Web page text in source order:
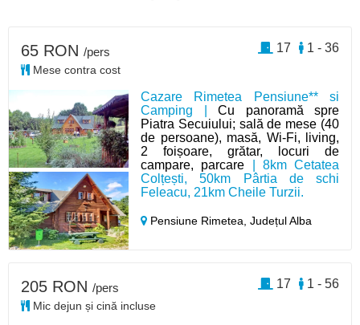
Cazare Rimetea Pensiune** si
Camping |Cu panoramă spre
Piatra Secuiului; sală de mese (40
de persoane), masă, Wi-Fi, living,
2 foișoare, grătar, locuri de
campare, parcare | 8km Cetatea
Colțești, 50km Pârtia de schi
Feleacu, 21km Cheile Turzii.
Pensiune Rimetea,Județul Alba
65 RON /pers
Mese contra cost
1 - 36
17
205 RON /pers
Mic dejun și cină incluse
1 - 56
17